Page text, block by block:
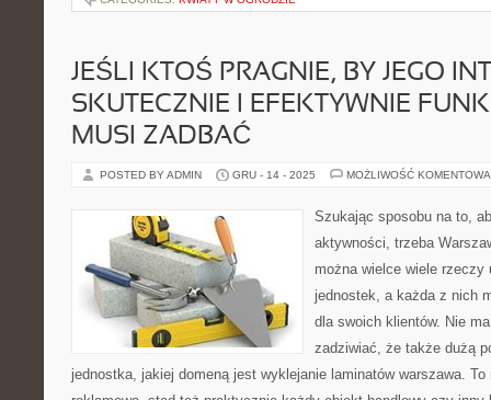
JEŚLI KTOŚ PRAGNIE, BY JEGO
SKUTECZNIE I EFEKTYWNIE
MUSI ZADBAĆ
POSTED BY ADMIN GRU - 14 - 2025 MOŻLIWOŚĆ
Szukając sposobu na to,
aktywności, trzeba
można wielce wiele
jednostek, a każda z nich
dla swoich klientów. Nie
zadziwiać, że także dużą
jednostka, jakiej domeną jest wyklejanie laminatów warszawa.